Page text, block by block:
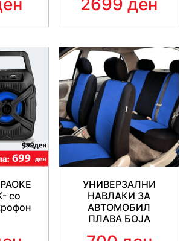
2699 ден
со
УНИВЕРЗАЛНИ
НАВЛАКИ ЗА
АВТОМОБИЛ
ПЛАВА БОЈА